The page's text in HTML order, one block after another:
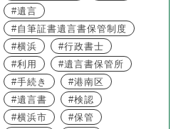
遺言
自筆証書遺言書保管制度
横浜
行政書士
利用
遺言書保管所
手続き
港南区
遺言書
検認
横浜市
保管